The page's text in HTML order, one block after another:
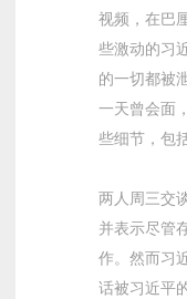
视频，在巴
些激动的习
的一切都被
一天曾会面
些细节，包
两人周三交
并表示尽管
作。然而习
话被习近平